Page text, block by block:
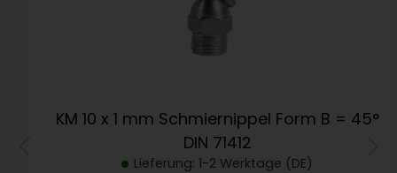
KM 10 x 1 mm Schmiernippel Form B = 45°
DIN 71412
Lieferung: 1-2 Werktage (DE)